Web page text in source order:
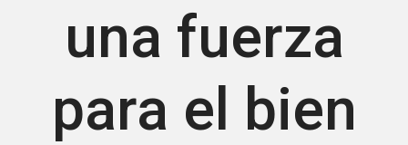
una fuerza
para el bien